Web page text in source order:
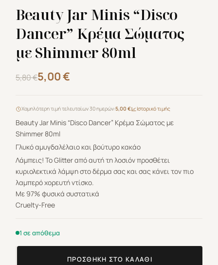
Beauty Jar Minis “Disco
Dancer” Κρέμα Σώματος
με Shimmer 80ml
5,80€
Original
was:
5,80 €.
5,00€
Η
τιμή
είναι:
5,00 €.
Χαμηλότερη τιμή τελευταίων 30 ημερών:5,00 € Ιστορικό τιμής
Beauty Jar Minis “Disco Dancer” Κρέμα Σώματος με
Shimmer 80ml
Γλυκό αμυγδαλέλαιο και βούτυρο κακάο
Λάμπεις! Το Glitter από αυτή τη λοσιόν προσθέτει
κυριολεκτικά λάμψη στο δέρμα σας και σας κάνει τον πιο
λαμπερό χορευτή ντίσκο.
Με 97% φυσικά συστατικά
Cruelty-Free
1 σε απόθεμα
ΠΡΟΣΘΉΚΗ ΣΤΟ ΚΑΛΆΘΙ